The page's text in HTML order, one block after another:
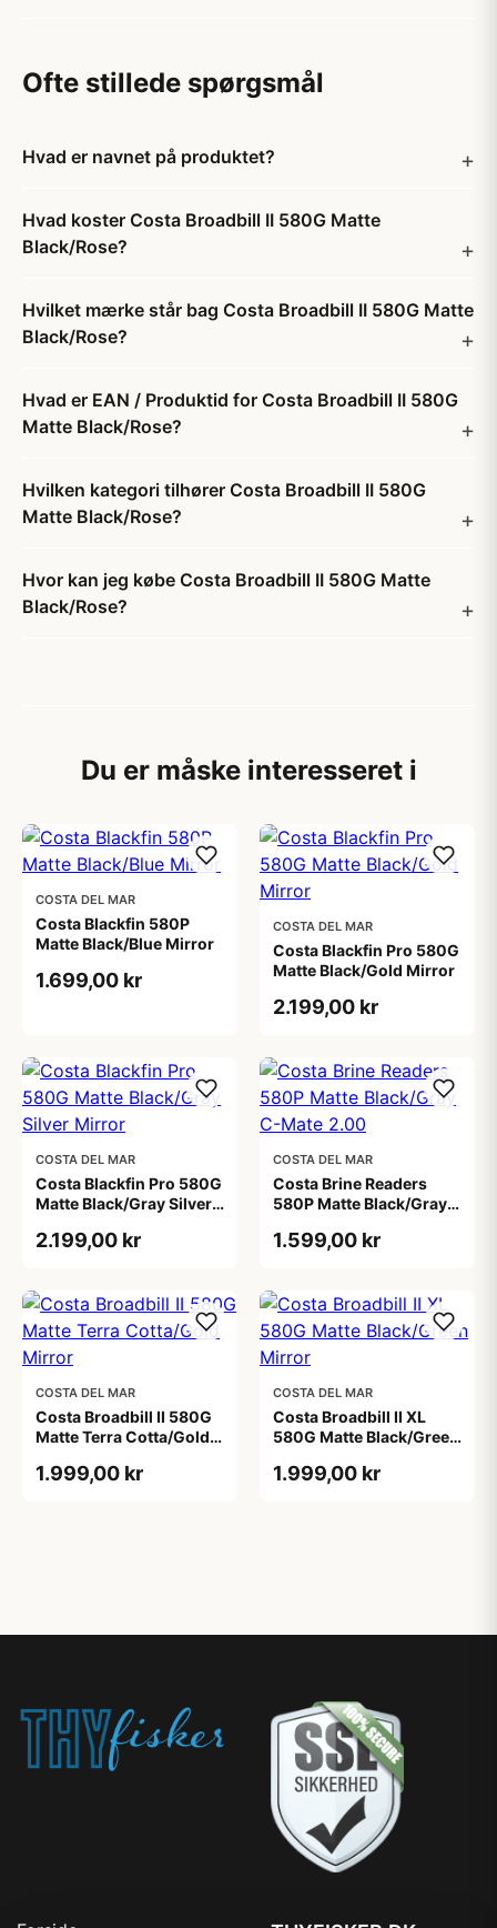
Ofte stillede spørgsmål
Hvad er navnet på produktet?
Hvad koster Costa Broadbill II 580G Matte
Black/Rose?
Hvilket mærke står bag Costa Broadbill II 580G Matte
Black/Rose?
Hvad er EAN / Produktid for Costa Broadbill II 580G
Matte Black/Rose?
Hvilken kategori tilhører Costa Broadbill II 580G
Matte Black/Rose?
Hvor kan jeg købe Costa Broadbill II 580G Matte
Black/Rose?
Du er måske interesseret i
COSTA DEL MAR
Costa Blackfin 580P
Matte Black/Blue Mirror
1.699,00 kr
COSTA DEL MAR
Costa Blackfin Pro 580G
Matte Black/Gold Mirror
2.199,00 kr
COSTA DEL MAR
Costa Blackfin Pro 580G
Matte Black/Gray Silver
2.199,00 kr
COSTA DEL MAR
Costa Brine Readers
580P Matte Black/Gray
1.599,00 kr
COSTA DEL MAR
Costa Broadbill II 580G
Matte Terra Cotta/Gold
1.999,00 kr
COSTA DEL MAR
Costa Broadbill II XL
580G Matte Black/Green
1.999,00 kr